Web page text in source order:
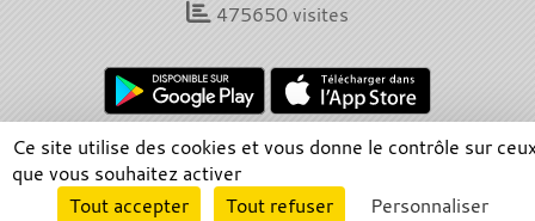
475650visites
Charte cookies
Gestion des cookies
Informations légales
Signaler un contenu inapproprié
Envie de participer ?
Connexion
Ce site utilise des cookies et vous donne le contrôle sur
que vous souhaitez activer
Tout accepter
Tout refuser Personnaliser